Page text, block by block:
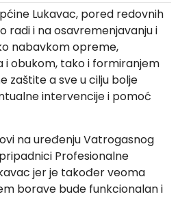
Lukavac, pored redovnih
radi i na osavremenjavanju i
nabavkom opreme,
i obukom, tako i formiranjem
zaštite a sve u cilju bolje
intervencije i pomoć
na uređenju Vatrogasnog
Profesionalne
jer je također veoma
borave bude funkcionalan i